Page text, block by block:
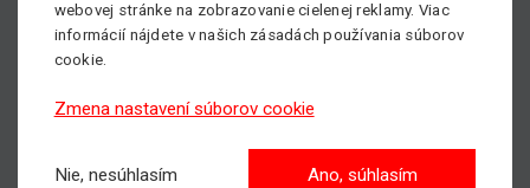
Max. pracovná výška: 43m
Stĺpové plošiny
webovej stránke na zobrazovanie cielenej reklamy. Viac
informácií nájdete v našich zásadách používania súborov
cookie.
Zmena nastavení súborov cookie
Nie, nesúhlasím Ano, súhlasím